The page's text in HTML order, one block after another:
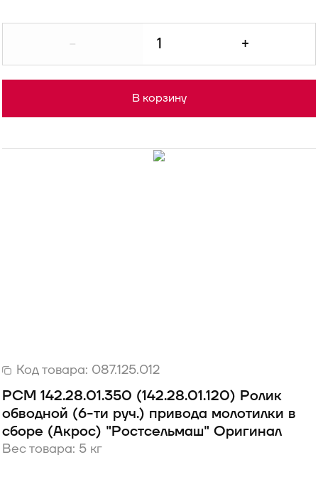
+
В корзину
Код товара: 087.125.012
РСМ 142.28.01.350 (142.28.01.120) Ролик
обводной (6-ти руч.) привода молотилки в
сборе (Акрос) "Ростсельмаш" Оригинал
Вес товара: 5 кг